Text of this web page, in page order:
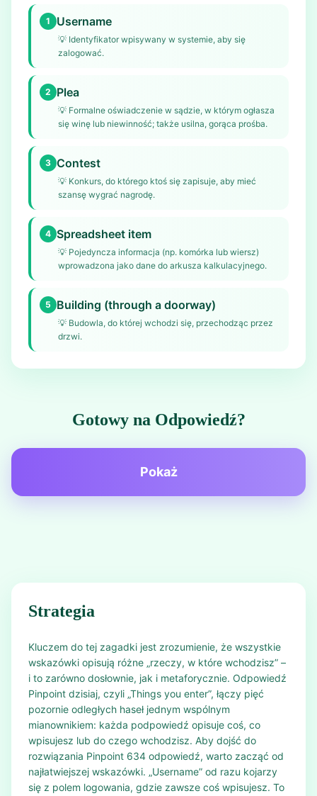
1 Username
💡 Identyfikator wpisywany w systemie, aby się
zalogować.
2 Plea
💡 Formalne oświadczenie w sądzie, w którym ogłasza
się winę lub niewinność; także usilna, gorąca prośba.
3 Contest
💡 Konkurs, do którego ktoś się zapisuje, aby mieć
szansę wygrać nagrodę.
4 Spreadsheet item
💡 Pojedyncza informacja (np. komórka lub wiersz)
wprowadzona jako dane do arkusza kalkulacyjnego.
5 Building (through a doorway)
💡 Budowla, do której wchodzi się, przechodząc przez
drzwi.
Gotowy na Odpowiedź?
Pokaż
Strategia
Kluczem do tej zagadki jest zrozumienie, że wszystkie
wskazówki opisują różne „rzeczy, w które wchodzisz” –
i to zarówno dosłownie, jak i metaforycznie. Odpowiedź
Pinpoint dzisiaj, czyli „Things you enter”, łączy pięć
pozornie odległych haseł jednym wspólnym
mianownikiem: każda podpowiedź opisuje coś, co
wpisujesz lub do czego wchodzisz. Aby dojść do
rozwiązania Pinpoint 634 odpowiedź, warto zacząć od
najłatwiejszej wskazówki. „Username” od razu kojarzy
się z polem logowania, gdzie zawsze coś wpisujesz. To